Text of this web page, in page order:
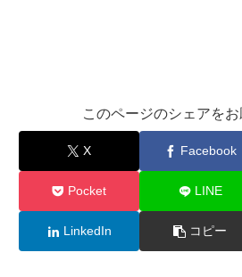
このページのシェアを
X Facebook
Pocket LINE
LinkedIn コピー